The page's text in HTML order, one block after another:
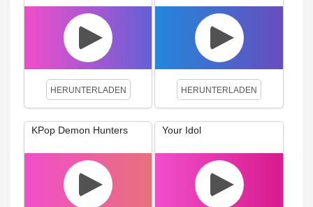
HERUNTERLADEN HERUNTERLADEN
KPop Demon Hunters Your Idol